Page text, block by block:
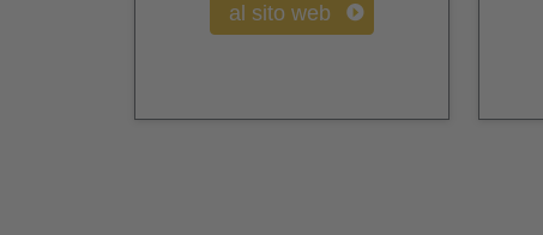
al sito web